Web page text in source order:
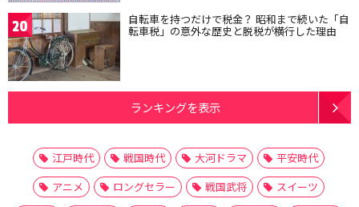
20 自転車を持つだけで税金？ 昭和まで続いた「自
転車税」の意外な歴史と脱税が横行した理由
ランキングを表示
江戸時代 戦国時代 大河ドラマ
平安時代
アニメ
ロングセラー 戦国武将
スイーツ